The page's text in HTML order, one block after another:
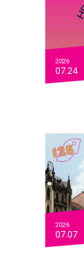
2026
07.24
2026
07.07